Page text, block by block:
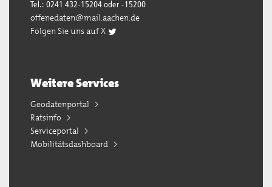
Tel.: 0241 432-15204 oder -15200
offenedaten@mail.aachen.de
Folgen Sie uns auf X
Weitere Services
Geodatenportal
Ratsinfo
Serviceportal
Mobilitätsdashboard